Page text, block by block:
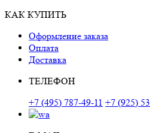
КАК КУПИТЬ
Оформление заказа
Оплата
Доставка
ТЕЛЕФОН
+7 (495) 787-49-11 +7 (925)